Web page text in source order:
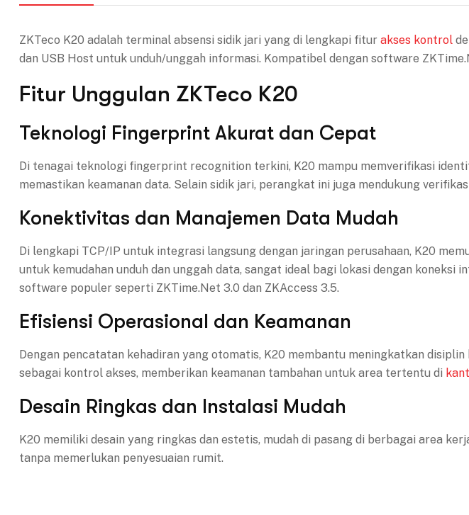
ZKTeco K20 adalah terminal absensi sidik jari yang di lengkapi fitur akses kontrol
dan USB Host untuk unduh/unggah informasi. Kompatibel dengan software
Fitur Unggulan ZKTeco K20
Teknologi Fingerprint Akurat dan Cepat
Di tenagai teknologi fingerprint recognition terkini, K20 mampu memverifikasi
memastikan keamanan data. Selain sidik jari, perangkat ini juga mendukung
Konektivitas dan Manajemen Data Mudah
Di lengkapi TCP/IP untuk integrasi langsung dengan jaringan perusahaan, K20
untuk kemudahan unduh dan unggah data, sangat ideal bagi lokasi dengan
software populer seperti ZKTime.Net 3.0 dan ZKAccess 3.5.
Efisiensi Operasional dan Keamanan
Dengan pencatatan kehadiran yang otomatis, K20 membantu meningkatkan
sebagai kontrol akses, memberikan keamanan tambahan untuk area tertentu di
Desain Ringkas dan Instalasi Mudah
K20 memiliki desain yang ringkas dan estetis, mudah di pasang di berbagai area
tanpa memerlukan penyesuaian rumit.